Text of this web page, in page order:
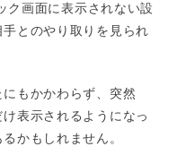
ク画面に表示されない設
とのやり取りを見られ
もかかわらず、突然
表示されるようになっ
かもしれません。